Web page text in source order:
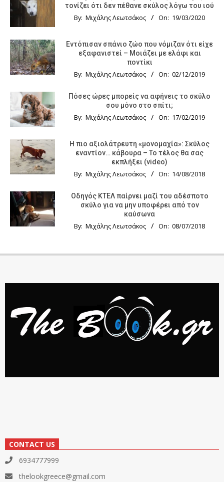
τονίζει ότι δεν πέθανε σκύλος λόγω του ιού
By: Μιχάλης Λεωτσάκος On: 19/03/2020
Εντόπισαν σπάνιο ζώο που νόμιζαν ότι είχε
εξαφανιστεί – Μοιάζει με ελάφι και
ποντίκι
By: Μιχάλης Λεωτσάκος On: 02/12/2019
Πόσες ώρες μπορείς να αφήνεις το σκύλο
σου μόνο στο σπίτι;
By: Μιχάλης Λεωτσάκος On: 17/02/2019
Η πιο αξιολάτρευτη «μονομαχία»: Σκύλος
εναντίον… κάβουρα – Το τέλος θα σας
εκπλήξει (video)
By: Μιχάλης Λεωτσάκος On: 14/08/2018
Οδηγός KTΕΛ παίρνει μαζί του αδέσποτο
σκύλο για να μην υποφέρει από τον
καύσωνα
By: Μιχάλης Λεωτσάκος On: 08/07/2018
CONTACT US
6934777999
thelookgreece@gmail.com